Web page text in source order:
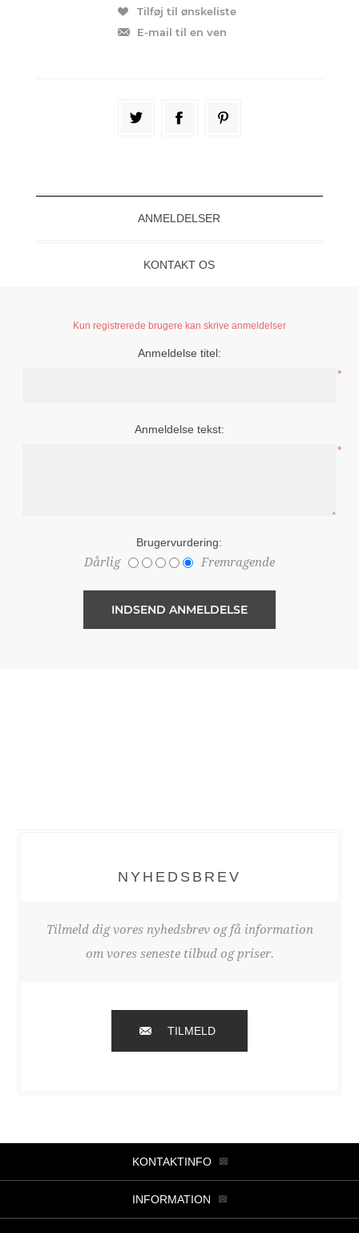
ANMELDELSER
KONTAKT OS
Kun registrerede brugere kan skrive anmeldelser
Anmeldelse titel:
*
Anmeldelse tekst:
*
Brugervurdering:
Dårlig Fremragende
NYHEDSBREV
Tilmeld dig vores nyhedsbrev og få information
om vores seneste tilbud og priser.
TILMELD
KONTAKTINFO
INFORMATION